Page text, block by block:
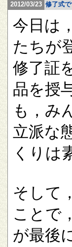
2012/03/23 修了式で
今日は
たちが
修了証
品を授
も，み
立派な
くりは
そして
ことで
が最後